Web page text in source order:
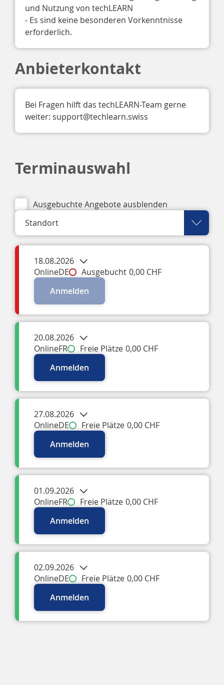
und Nutzung von techLEARN
- Es sind keine besonderen Vorkenntnisse
erforderlich.
Anbieterkontakt
Bei Fragen hilft das techLEARN-Team gerne
weiter: support@techlearn.swiss
Terminauswahl
Standort
Ausgebuchte Angebote ausblenden
18.08.2026
OnlineDE Ausgebucht 0,00 CHF
Anmelden
20.08.2026
OnlineFR Freie Plätze 0,00 CHF
Anmelden
27.08.2026
OnlineDE Freie Plätze 0,00 CHF
Anmelden
01.09.2026
OnlineFR Freie Plätze 0,00 CHF
Anmelden
02.09.2026
OnlineDE Freie Plätze 0,00 CHF
Anmelden